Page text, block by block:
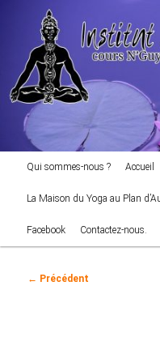
principal
Institut de Yoga
cours NGuyen Que
Qui sommes-nous ? Accueil
La Maison du Yoga au Plan
Facebook Contactez-nous.
Navigation
← Précédent